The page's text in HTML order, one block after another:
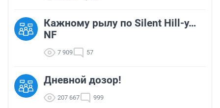
Кажному рылу по Silent Hill-у…
NF
7 909 57
Дневной дозор!
207 667 999